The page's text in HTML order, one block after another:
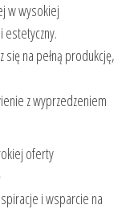
w wysokiej
estetyczny.
się na pełną produkcję,
z wyprzedzeniem
oferty
i wsparcie na